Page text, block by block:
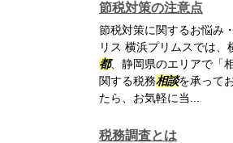
節税対策の注意点
節税対策に関するお悩み
リス 横浜プリムスでは、
都、静岡県のエリアで「
関する税務相談を承って
たら、お気軽に当...
税務調査とは